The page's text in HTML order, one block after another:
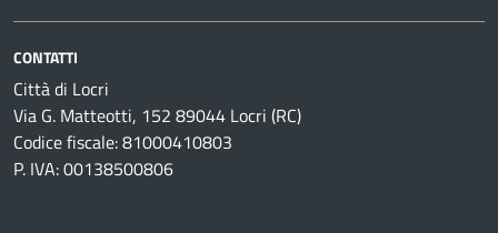
CONTATTI
Città di Locri
Via G. Matteotti, 152 89044 Locri (RC)
Codice fiscale: 81000410803
P. IVA: 00138500806